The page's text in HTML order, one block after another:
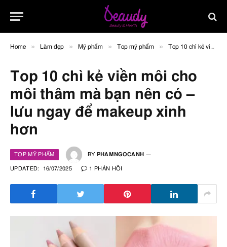
Home » Làm đẹp » Mỹ phẩm » Top mỹ phẩm » Top 10 chì kẻ viền môi cho môi thâm mà bạn nên có – lưu ngay để makeup xinh hơn
Top 10 chì kẻ viền môi cho
môi thâm mà bạn nên có –
lưu ngay để makeup xinh
hơn
TOP MỸ PHẨM BY PHAMNGOCANH
UPDATED: 16/07/2025 1 PHẢN HỒI